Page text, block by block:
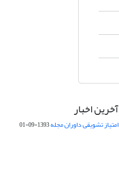
آخرین اخبار
امتیاز تشویقی داوران مجله1393-09-01